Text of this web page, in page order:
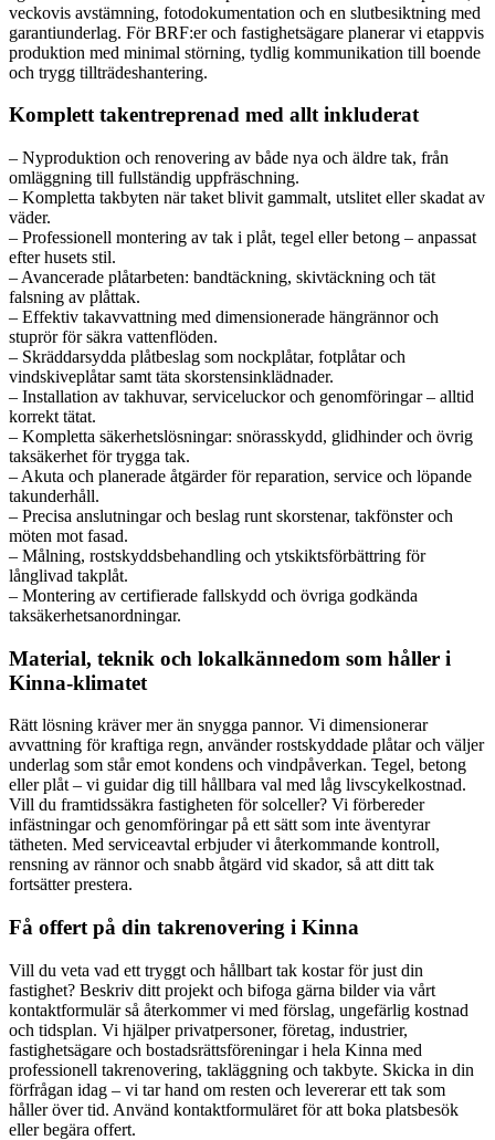
veckovis avstämning, fotodokumentation och en slutbesiktning med
garantiunderlag. För BRF:er och fastighetsägare planerar vi etappvis
produktion med minimal störning, tydlig kommunikation till boende
och trygg tillträdeshantering.
Komplett takentreprenad med allt inkluderat
– Nyproduktion och renovering av både nya och äldre tak, från
omläggning till fullständig uppfräschning.
– Kompletta takbyten när taket blivit gammalt, utslitet eller skadat av
väder.
– Professionell montering av tak i plåt, tegel eller betong – anpassat
efter husets stil.
– Avancerade plåtarbeten: bandtäckning, skivtäckning och tät
falsning av plåttak.
– Effektiv takavvattning med dimensionerade hängrännor och
stuprör för säkra vattenflöden.
– Skräddarsydda plåtbeslag som nockplåtar, fotplåtar och
vindskiveplåtar samt täta skorstensinklädnader.
– Installation av takhuvar, serviceluckor och genomföringar – alltid
korrekt tätat.
– Kompletta säkerhetslösningar: snörasskydd, glidhinder och övrig
taksäkerhet för trygga tak.
– Akuta och planerade åtgärder för reparation, service och löpande
takunderhåll.
– Precisa anslutningar och beslag runt skorstenar, takfönster och
möten mot fasad.
– Målning, rostskyddsbehandling och ytskiktsförbättring för
långlivad takplåt.
– Montering av certifierade fallskydd och övriga godkända
taksäkerhetsanordningar.
Material, teknik och lokalkännedom som håller i
Kinna-klimatet
Rätt lösning kräver mer än snygga pannor. Vi dimensionerar
avvattning för kraftiga regn, använder rostskyddade plåtar och väljer
underlag som står emot kondens och vindpåverkan. Tegel, betong
eller plåt – vi guidar dig till hållbara val med låg livscykelkostnad.
Vill du framtidssäkra fastigheten för solceller? Vi förbereder
infästningar och genomföringar på ett sätt som inte äventyrar
tätheten. Med serviceavtal erbjuder vi återkommande kontroll,
rensning av rännor och snabb åtgärd vid skador, så att ditt tak
fortsätter prestera.
Få offert på din takrenovering i Kinna
Vill du veta vad ett tryggt och hållbart tak kostar för just din
fastighet? Beskriv ditt projekt och bifoga gärna bilder via vårt
kontaktformulär så återkommer vi med förslag, ungefärlig kostnad
och tidsplan. Vi hjälper privatpersoner, företag, industrier,
fastighetsägare och bostadsrättsföreningar i hela Kinna med
professionell takrenovering, takläggning och takbyte. Skicka in din
förfrågan idag – vi tar hand om resten och levererar ett tak som
håller över tid. Använd kontaktformuläret för att boka platsbesök
eller begära offert.